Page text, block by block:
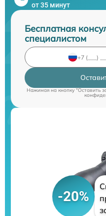
от 35 минут
Бесплатная
специалистом
Нажимая на кнопку "Оставить
-20%